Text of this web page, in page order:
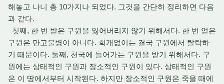
해놓고 나니 총 10가지나 되었다. 그것을 간단히 정리하면 다음
과 같다.
첫째, 한 번 받은 구원을 잃어버리지 않기 위해서다. 한 번 얻은
구원은 만고불병이 아니다. 회개없이는 결국 구원에서 탈락하
기 때문이다. 둘째, 천국에 들어가는 구원을 받기 위해서다. 구
원에는 상태적인 구원과 장소적인 구원이 있다. 상태적인 구원
은 이 땅에서부터 시작된다. 하지만 장소적인 구원은 죽을 때에